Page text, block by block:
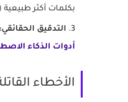
بكلمات أكثر طبيعية
التدقيق الحقائقي:
أدوات الذكاء
الأخطاء